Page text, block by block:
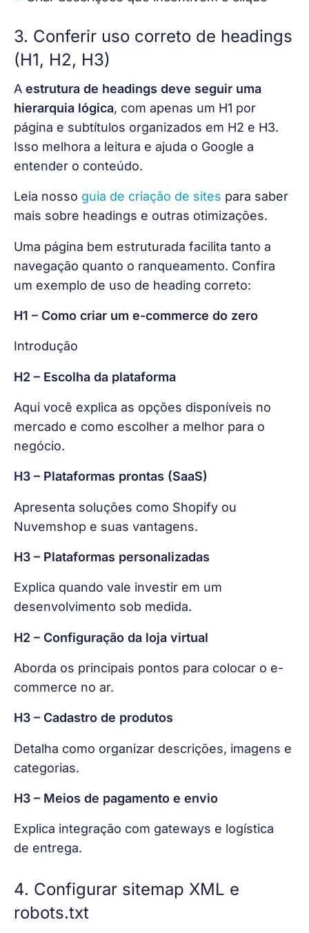
3. Conferir uso correto de headings
(H1, H2, H3)
A estrutura de headings deve seguir uma
hierarquia lógica, com apenas um H1 por
página e subtítulos organizados em H2 e H3.
Isso melhora a leitura e ajuda o Google a
entender o conteúdo.
Leia nosso guia de criação de sites para saber
mais sobre headings e outras otimizações.
Uma página bem estruturada facilita tanto a
navegação quanto o ranqueamento. Confira
um exemplo de uso de heading correto:
H1 – Como criar um e-commerce do zero
Introdução
H2 – Escolha da plataforma
Aqui você explica as opções disponíveis no
mercado e como escolher a melhor para o
negócio.
H3 – Plataformas prontas (SaaS)
Apresenta soluções como Shopify ou
Nuvemshop e suas vantagens.
H3 – Plataformas personalizadas
Explica quando vale investir em um
desenvolvimento sob medida.
H2 – Configuração da loja virtual
Aborda os principais pontos para colocar o e-
commerce no ar.
H3 – Cadastro de produtos
Detalha como organizar descrições, imagens e
categorias.
H3 – Meios de pagamento e envio
Explica integração com gateways e logística
de entrega.
4. Configurar sitemap XML e
robots.txt